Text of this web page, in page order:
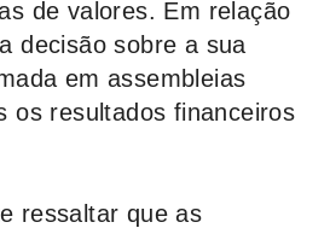
de valores. Em relação
decisão sobre a sua
em assembleias
os resultados financeiros
ressaltar que as